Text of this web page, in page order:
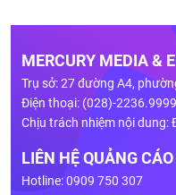
MERCURY MEDIA &
Trụ sở: 27 đường A4,
Điện thoại: (028)-
Chịu trách nhiệm nội dung:
LIÊN HỆ QUẢNG CÁO
Hotline: 0909 750 307